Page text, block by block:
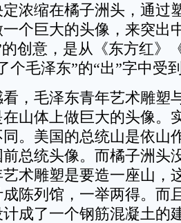
浓缩在橘子洲头，通过
个巨大的头像，来突出
创意，是从《东方红》
个毛泽东”的“出”字中受
毛泽东青年艺术雕塑
山体上做巨大的头像。
。美国的总统山是依山
总统头像。而橘子洲头
术雕塑是要造一座山，
陈列馆，一举两得。而
成了一个钢筋混凝土的